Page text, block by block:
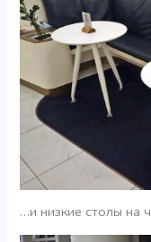
…и низкие столы на